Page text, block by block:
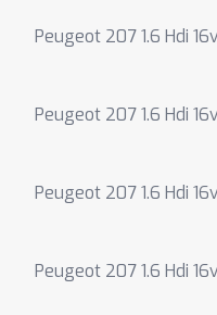
Peugeot 207 1.6 Hdi
Peugeot 207 1.6 Hdi
Peugeot 207 1.6 Hdi
Peugeot 207 1.6 Hdi